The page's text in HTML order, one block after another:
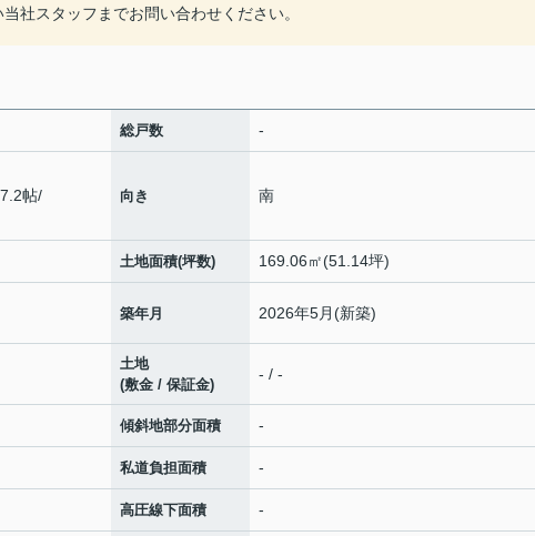
社スタッフまでお問い合わせください。
総戸数 -
帖/
向き 南
土地面積(坪数) 169.06㎡(51.14坪)
築年月 2026年5月(新築)
土地
(敷金 / 保証金)
- / -
傾斜地部分面積 -
私道負担面積 -
高圧線下面積 -